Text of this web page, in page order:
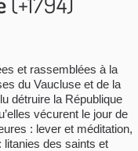
et rassemblées à la
du Vaucluse et de la
détruire la République
vécurent le jour de
: lever et méditation,
litanies des saints et